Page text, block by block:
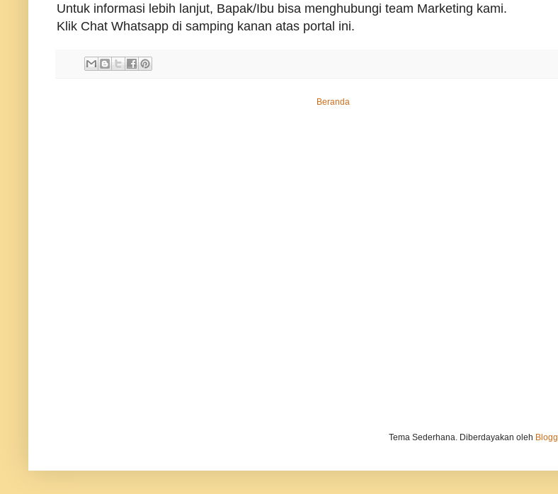
Untuk informasi lebih lanjut, Bapak/Ibu bisa menghubungi team Marketing kami.
Klik Chat Whatsapp di samping kanan atas portal ini.
Beranda
Tema Sederhana. Diberdayakan oleh